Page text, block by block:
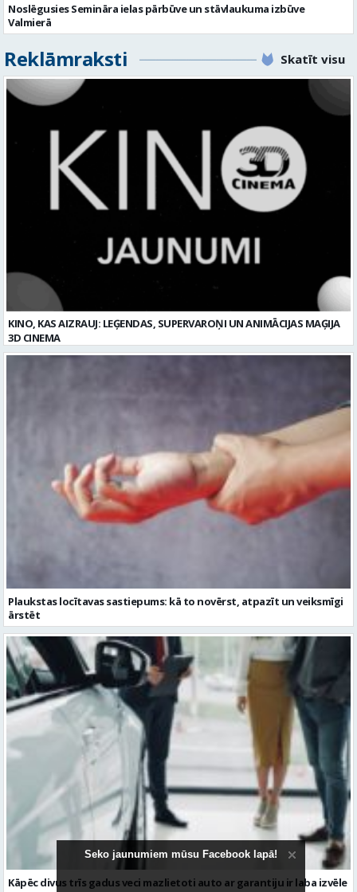
Noslēgusies Semināra ielas pārbūve un stāvlaukuma izbūve
Valmierā
Reklāmraksti Skatīt visu
KINO, KAS AIZRAUJ: LEĢENDAS, SUPERVAROŅI UN ANIMĀCIJAS MAĢIJA
3D CINEMA
Plaukstas locītavas sastiepums: kā to novērst, atpazīt un veiksmīgi
ārstēt
Kāpēc divus trīs gadus veci mazlietoti auto ar garantiju ir laba izvēle
Seko jaunumiem mūsu Facebook lapā!